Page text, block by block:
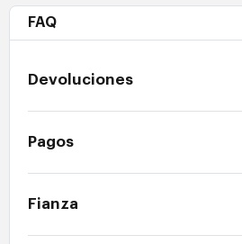
FAQ
Devoluciones
Pagos
Fianza